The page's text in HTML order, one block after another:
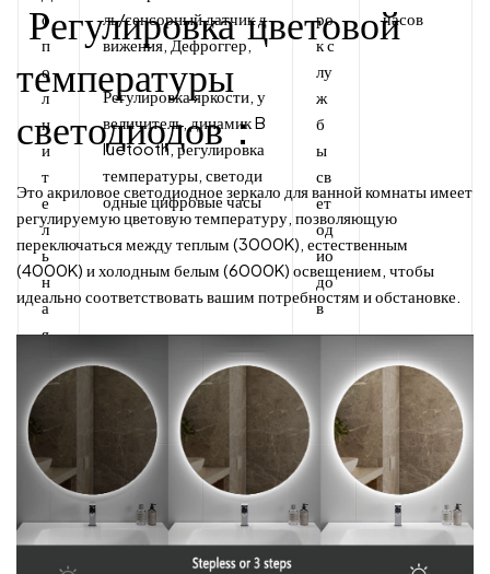
о
п
о
л
н
и
т
е
л
ь
н
а
я
у
ц
ль/сенсорный датчик д
вижения, Дефроггер,
Регулировка яркости, у
величитель, динамик B
luetooth, регулировка
температуры, светоди
одные цифровые часы
ро
к с
лу
ж
б
ы
св
ет
од
ио
до
в
часов
Регулировка цветовой
температуры
светодиодов：
Это акриловое светодиодное зеркало для ванной комнаты имеет
регулируемую цветовую температуру, позволяющую
переключаться между теплым (3000K), естественным
(4000K) и холодным белым (6000K) освещением, чтобы
идеально соответствовать вашим потребностям и обстановке.